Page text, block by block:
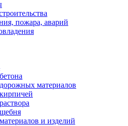
пожара, аварий
материалов
и изделий